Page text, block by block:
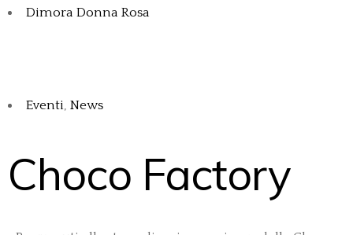
Dimora Donna Rosa
Eventi, News
Choco Factory